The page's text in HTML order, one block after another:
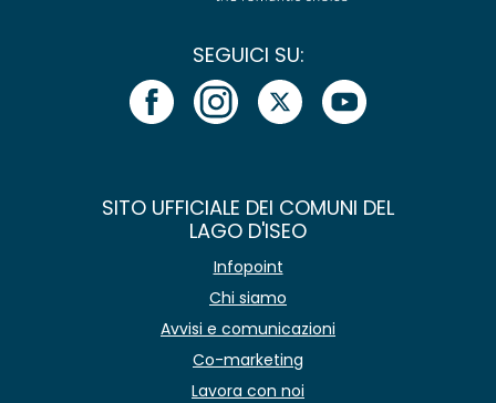
SEGUICI SU:
SITO UFFICIALE DEI COMUNI DEL
LAGO D'ISEO
Infopoint
Chi siamo
Avvisi e comunicazioni
Co-marketing
Lavora con noi